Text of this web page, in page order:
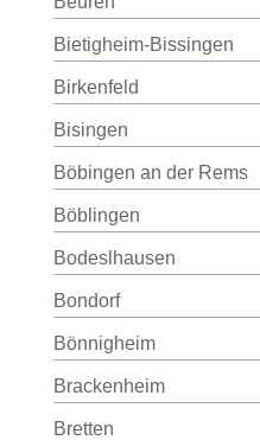
Bietigheim-Bissingen
Birkenfeld
Bisingen
Böbingen an der Rems
Böblingen
Bodeslhausen
Bondorf
Bönnigheim
Brackenheim
Bretten